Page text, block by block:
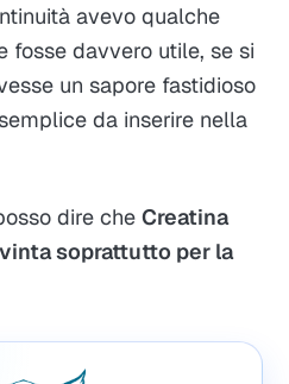
avevo qualche
fosse davvero utile, se si
un sapore fastidioso
da inserire nella
dire cheCreatina
soprattutto per la